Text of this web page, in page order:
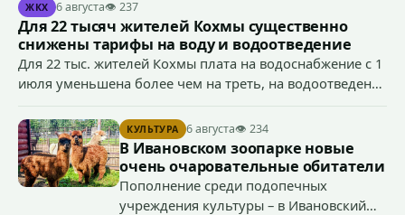
ЖКХ 6 августа👁 237
Для 22 тысяч жителей Кохмы существенно
снижены тарифы на воду и водоотведение
Для 22 тыс. жителей Кохмы плата на водоснабжение с 1
июля уменьшена более чем на треть, на водоотведение
началу работы в городе областного предприятия
«Водоканал.
КУЛЬТУРА 6 августа👁 234
В Ивановском зоопарке новые
очень очаровательные обитатели
Пополнение среди подопечных
учреждения культуры – в Ивановский